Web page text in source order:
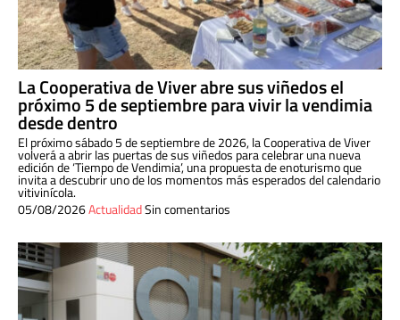
La Cooperativa de Viver abre sus viñedos el
próximo 5 de septiembre para vivir la vendimia
desde dentro
El próximo sábado 5 de septiembre de 2026, la Cooperativa de Viver
volverá a abrir las puertas de sus viñedos para celebrar una nueva
edición de ‘Tiempo de Vendimia’, una propuesta de enoturismo que
invita a descubrir uno de los momentos más esperados del calendario
vitivinícola.
05/08/2026ActualidadSin comentarios